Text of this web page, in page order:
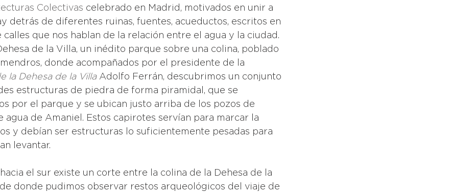
Colectivas celebrado en Madrid, motivados en unir a
detrás de diferentes ruinas, fuentes, acueductos, escritos en
que nos hablan de la relación entre el agua y la ciudad.
de la Villa, un inédito parque sobre una colina, poblado
donde acompañados por el presidente de la
la Dehesa de la Villa Adolfo Ferrán, descubrimos un conjunto
estructuras de piedra de forma piramidal, que se
por el parque y se ubican justo arriba de los pozos de
agua de Amaniel. Estos capirotes servían para marcar la
y debían ser estructuras lo suficientemente pesadas para
levantar.
el sur existe un corte entre la colina de la Dehesa de la
donde pudimos observar restos arqueológicos del viaje de